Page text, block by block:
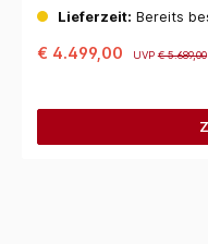
Lieferzeit: Bereits
€ 4.499,00 UVP€ 5.689,00